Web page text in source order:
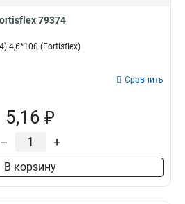
79374
4,6*100 (Fortisflex)
Сравнить
5,16 ₽
– +
В корзину